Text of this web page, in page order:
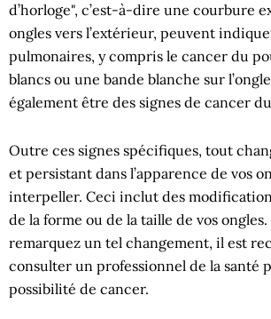
d’horloge", c’est-à-dire une courbure
ongles vers l’extérieur, peuvent
pulmonaires, y compris le cancer du
blancs ou une bande blanche sur
également être des signes de cancer
Outre ces signes spécifiques, tout
et persistant dans l’apparence de vos
interpeller. Ceci inclut des
de la forme ou de la taille de vos ongles.
remarquez un tel changement, il est
consulter un professionnel de la santé
possibilité de cancer.